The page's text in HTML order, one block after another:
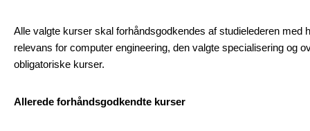
Alle valgte kurser skal forhåndsgodkendes af studielederen med
relevans for computer engineering, den valgte specialisering og
obligatoriske kurser.
Allerede forhåndsgodkendte kurser